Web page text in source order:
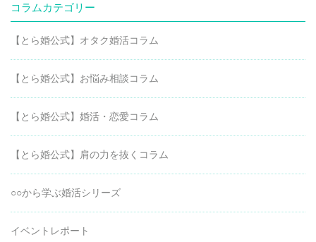
コラムカテゴリー
【とら婚公式】オタク婚活コラム
【とら婚公式】お悩み相談コラム
【とら婚公式】婚活・恋愛コラム
【とら婚公式】肩の力を抜くコラム
○○から学ぶ婚活シリーズ
イベントレポート